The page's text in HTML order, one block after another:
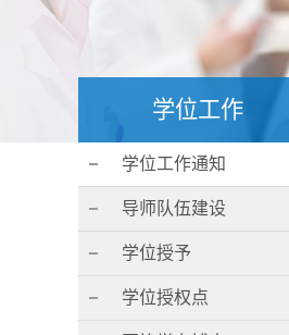
学位工作
学位工作通知
导师队伍建设
学位授予
学位授权点